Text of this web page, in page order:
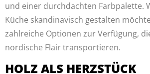
und einer durchdachten Farbpalette.
Küche skandinavisch gestalten
zahlreiche Optionen zur Verfügung,
nordische Flair transportieren.
HOLZ ALS HERZSTÜCK